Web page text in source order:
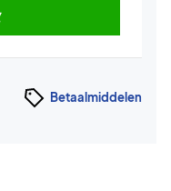
Betaalmiddelen